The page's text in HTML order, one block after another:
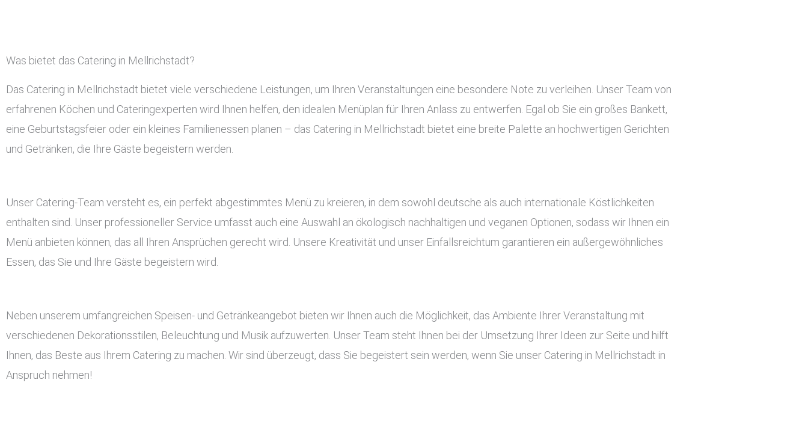
Was bietet das Catering in Mellrichstadt?
Das Catering in Mellrichstadt bietet viele verschiedene Leistungen, um Ihren Veranstaltungen eine besondere Note zu verleihen. Unser Team von
erfahrenen Köchen und Cateringexperten wird Ihnen helfen, den idealen Menüplan für Ihren Anlass zu entwerfen. Egal ob Sie ein großes Bankett,
eine Geburtstagsfeier oder ein kleines Familienessen planen – das Catering in Mellrichstadt bietet eine breite Palette an hochwertigen Gerichten
und Getränken, die Ihre Gäste begeistern werden.
Unser Catering-Team versteht es, ein perfekt abgestimmtes Menü zu kreieren, in dem sowohl deutsche als auch internationale Köstlichkeiten
enthalten sind. Unser professioneller Service umfasst auch eine Auswahl an ökologisch nachhaltigen und veganen Optionen, sodass wir Ihnen ein
Menü anbieten können, das all Ihren Ansprüchen gerecht wird. Unsere Kreativität und unser Einfallsreichtum garantieren ein außergewöhnliches
Essen, das Sie und Ihre Gäste begeistern wird.
Neben unserem umfangreichen Speisen- und Getränkeangebot bieten wir Ihnen auch die Möglichkeit, das Ambiente Ihrer Veranstaltung mit
verschiedenen Dekorationsstilen, Beleuchtung und Musik aufzuwerten. Unser Team steht Ihnen bei der Umsetzung Ihrer Ideen zur Seite und hilft
Ihnen, das Beste aus Ihrem Catering zu machen. Wir sind überzeugt, dass Sie begeistert sein werden, wenn Sie unser Catering in Mellrichstadt in
Anspruch nehmen!